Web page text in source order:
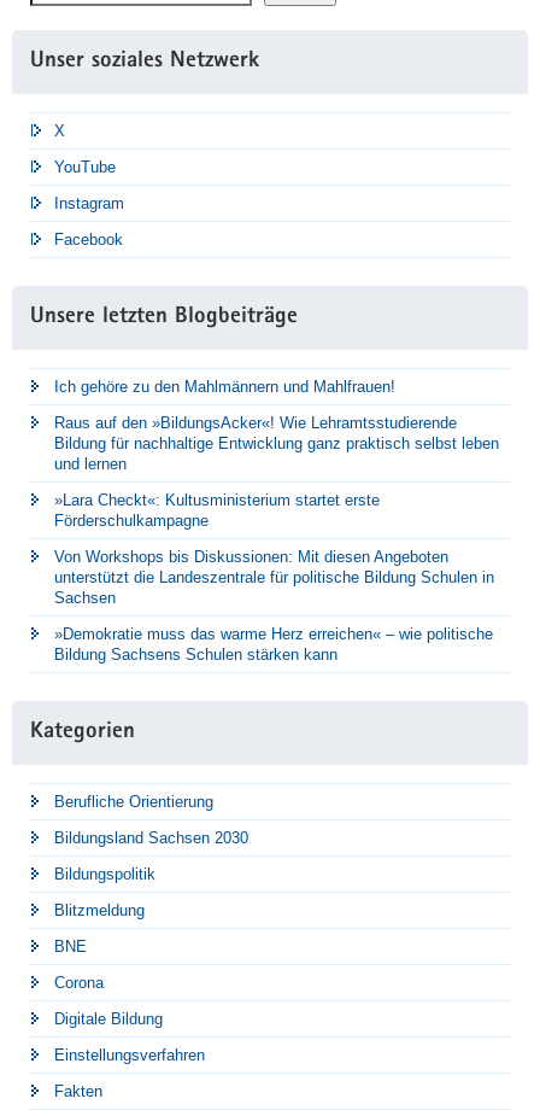
Unser soziales Netzwerk
X
YouTube
Instagram
Facebook
Unsere letzten Blogbeiträge
Ich gehöre zu den Mahlmännern und Mahlfrauen!
Raus auf den »BildungsAcker«! Wie Lehramtsstudierende
Bildung für nachhaltige Entwicklung ganz praktisch selbst leben
und lernen
»Lara Checkt«: Kultusministerium startet erste
Förderschulkampagne
Von Workshops bis Diskussionen: Mit diesen Angeboten
unterstützt die Landeszentrale für politische Bildung Schulen in
Sachsen
»Demokratie muss das warme Herz erreichen« – wie politische
Bildung Sachsens Schulen stärken kann
Kategorien
Berufliche Orientierung
Bildungsland Sachsen 2030
Bildungspolitik
Blitzmeldung
BNE
Corona
Digitale Bildung
Einstellungsverfahren
Fakten